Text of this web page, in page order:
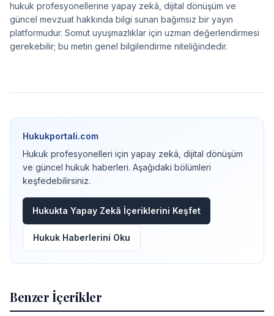
hukuk profesyonellerine yapay zekâ, dijital dönüşüm ve
güncel mevzuat hakkında bilgi sunan bağımsız bir yayın
platformudur. Somut uyuşmazlıklar için uzman değerlendirmesi
gerekebilir; bu metin genel bilgilendirme niteliğindedir.
Hukukportali.com
Hukuk profesyonelleri için yapay zekâ, dijital dönüşüm
ve güncel hukuk haberleri. Aşağıdaki bölümleri
keşfedebilirsiniz.
Hukukta Yapay Zekâ İçeriklerini Keşfet
Hukuk Haberlerini Oku
Benzer İçerikler